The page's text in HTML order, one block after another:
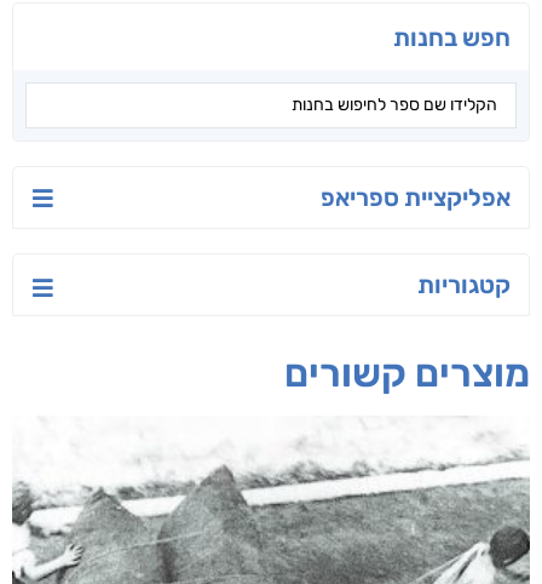
חפש בחנות
אפליקציית ספריאפ
קטגוריות
מוצרים קשורים